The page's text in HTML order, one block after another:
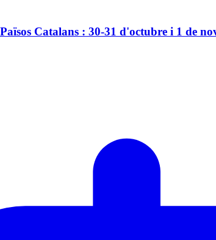
Catalans : 30-31 d'octubre i 1 de